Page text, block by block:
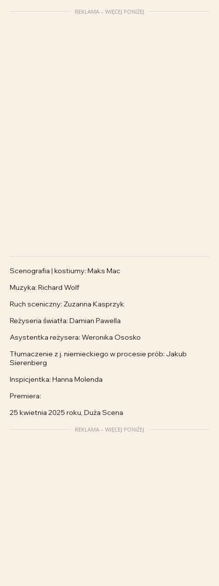
REKLAMA – WIĘCEJ PONIŻEJ
Scenografia | kostiumy: Maks Mac
Muzyka: Richard Wolf
Ruch sceniczny: Zuzanna Kasprzyk
Reżyseria światła: Damian Pawella
Asystentka reżysera: Weronika Ososko
Tłumaczenie z j. niemieckiego w procesie prób: Jakub
Sierenberg
Inspicjentka: Hanna Molenda
Premiera:
25 kwietnia 2025 roku, Duża Scena
REKLAMA – WIĘCEJ PONIŻEJ